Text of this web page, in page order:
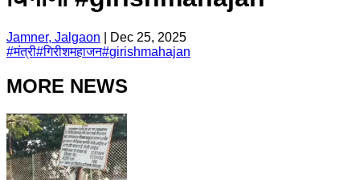
Jamner, Jalgaon
Dec 25, 2025
#मंत्री#गिरीशमहाजन#girishmahajan
MORE NEWS